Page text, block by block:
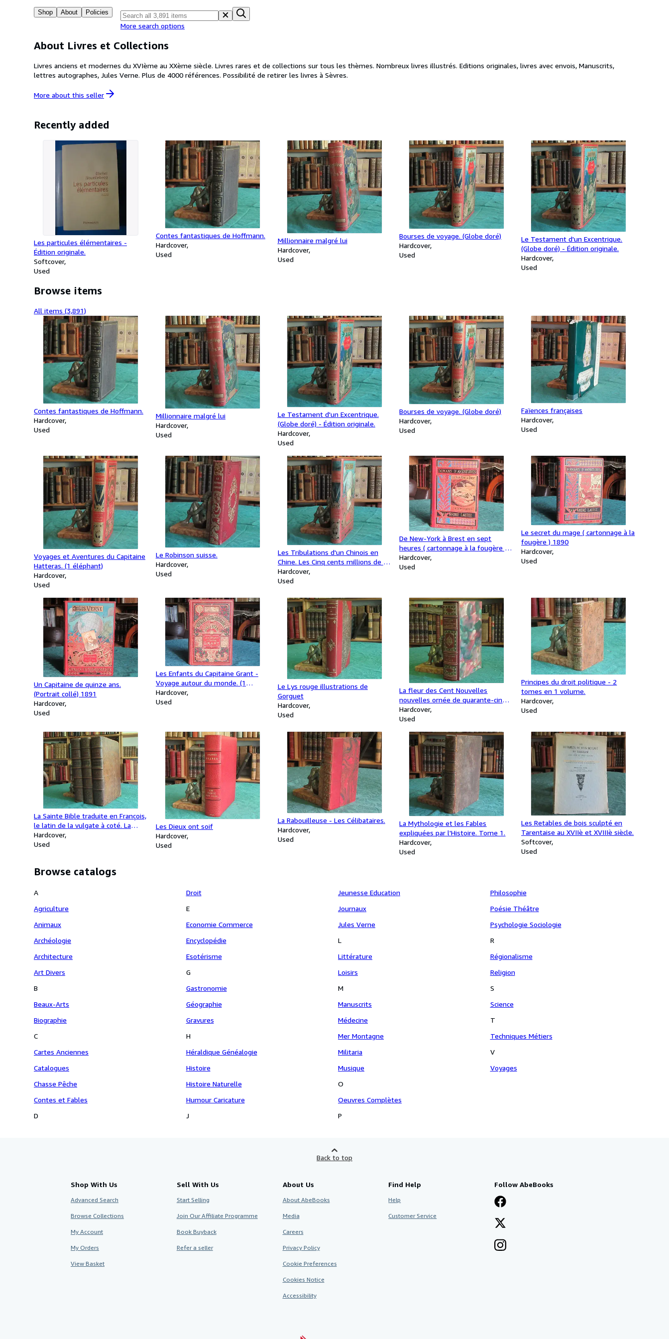
Shop About Policies
More search options
About Livres et Collections
Livres anciens et modernes du XVIème au XXème siècle. Livres rares et de collections sur tous les thèmes. Nombreux livres illustrés. Editions originales, livres avec envois, Manuscrits,
lettres autographes, Jules Verne. Plus de 4000 références. Possibilité de retirer les livres à Sèvres.
More about this seller
Recently added
Les particules élémentaires -
Édition originale.
Softcover
Used
Contes fantastiques de Hoffmann.
Hardcover
Used
Millionnaire malgré lui
Hardcover
Used
Bourses de voyage. (Globe doré)
Hardcover
Used
Le Testament d'un Excentrique.
(Globe doré) - Édition originale.
Hardcover
Used
Browse items
All items (3,891)
Contes fantastiques de Hoffmann.
Hardcover
Used
Millionnaire malgré lui
Hardcover
Used
Le Testament d'un Excentrique.
(Globe doré) - Édition originale.
Hardcover
Used
Bourses de voyage. (Globe doré)
Hardcover
Used
Faïences françaises
Hardcover
Used
Voyages et Aventures du Capitaine
Hatteras. (1 éléphant)
Hardcover
Used
Le Robinson suisse.
Hardcover
Used
Les Tribulations d'un Chinois en
Chine. Les Cinq cents millions de la
Bégum - Les Révoltés de la
"Bounty". (Portrait collé)
Hardcover
Used
De New-York à Brest en sept
heures ( cartonnage à la fougère )
1889
Hardcover
Used
Le secret du mage ( cartonnage à la
fougère ) 1890
Hardcover
Used
Un Capitaine de quinze ans.
(Portrait collé) 1891
Hardcover
Used
Les Enfants du Capitaine Grant -
Voyage autour du monde. (1
éléphant Hachette) 1917
Hardcover
Used
Le Lys rouge illustrations de
Gorguet
Hardcover
Used
La fleur des Cent Nouvelles
nouvelles ornée de quarante-cinq
eaux-fortes originales de Stall
Hardcover
Used
Principes du droit politique - 2
tomes en 1 volume.
Hardcover
Used
La Sainte Bible traduite en François,
le latin de la vulgate à coté. La
Concorde des Quatre Evangéliste
en latin et en François. 3 volumes.
Hardcover
Used
Les Dieux ont soif
Hardcover
Used
La Rabouilleuse - Les Célibataires.
Hardcover
Used
La Mythologie et les Fables
expliquées par l'Histoire. Tome 1.
Hardcover
Used
Les Retables de bois sculpté en
Tarentaise au XVIIè et XVIIIè siècle.
Softcover
Used
Browse catalogs
A
Agriculture
Animaux
Archéologie
Architecture
Art Divers
B
Beaux-Arts
Biographie
C
Cartes Anciennes
Catalogues
Chasse Pêche
Contes et Fables
D
Droit
E
Economie Commerce
Encyclopédie
Esotérisme
G
Gastronomie
Géographie
Gravures
H
Héraldique Généalogie
Histoire
Histoire Naturelle
Humour Caricature
J
Jeunesse Education
Journaux
Jules Verne
L
Littérature
Loisirs
M
Manuscrits
Médecine
Mer Montagne
Militaria
Musique
O
Oeuvres Complètes
P
Philosophie
Poésie Théâtre
Psychologie Sociologie
R
Régionalisme
Religion
S
Science
T
Techniques Métiers
V
Voyages
Back to top
Shop With Us
Advanced Search
Browse Collections
My Account
My Orders
View Basket
Sell With Us
Start Selling
Join Our Affiliate Programme
Book Buyback
Refer a seller
About Us
About AbeBooks
Media
Careers
Privacy Policy
Cookie Preferences
Cookies Notice
Accessibility
Find Help
Help
Customer Service
Follow AbeBooks